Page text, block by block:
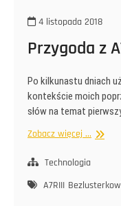
4 listopada 2018
Przygoda z
Po kilkunastu dniach
kontekście moich
słów na temat
Zobacz więcej ... Przygoda
Technologia
A7RIII